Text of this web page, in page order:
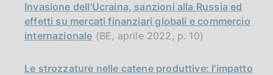
Invasione dell'Ucraina, sanzioni alla Russia ed
effetti su mercati finanziari globali e commercio
internazionale (BE, aprile 2022, p. 10)
Le strozzature nelle catene produttive: l'impatto